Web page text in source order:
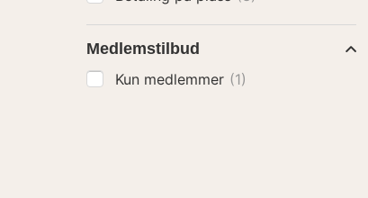
Medlemstilbud
Kun medlemmer (1)